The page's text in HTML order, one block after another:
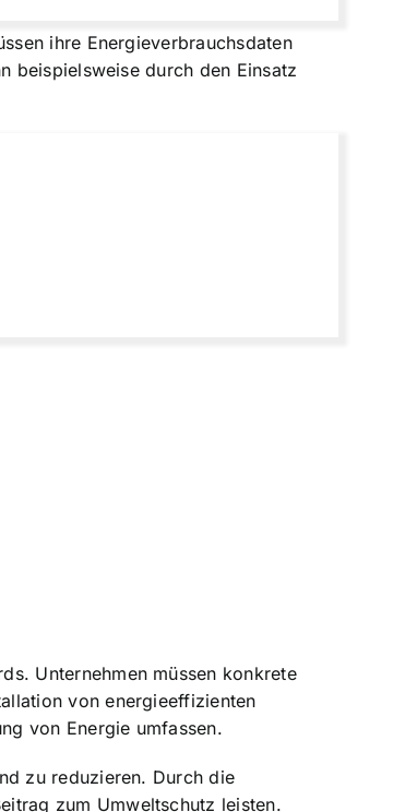
ihre Energieverbrauchsdaten
beispielsweise durch den Einsatz
Unternehmen müssen konkrete
von energieeffizienten
von Energie umfassen.
zu reduzieren. Durch die
zum Umweltschutz leisten.